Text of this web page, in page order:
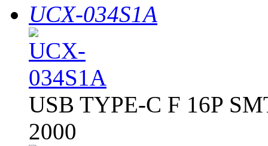
UCX-034S1A
USB TYPE-C F 16P
2000